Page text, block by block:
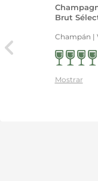
Brut
Champán |
Mostrar